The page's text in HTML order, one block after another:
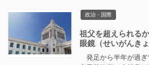
政治・国際
祖父を超えられる
眼鏡（せいがんき
発足から半年が過ぎ